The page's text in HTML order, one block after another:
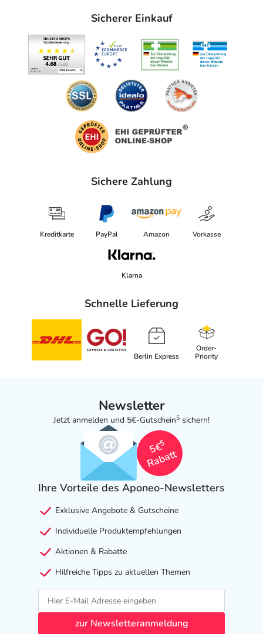
Sicherer Einkauf
Sichere Zahlung
Kreditkarte PayPal Amazon Vorkasse
Klarna
Schnelle Lieferung
Berlin Express
Order-
Priority
Newsletter
Jetzt anmelden und 5€-Gutschein5 sichern!
5€
5
Rabatt
Ihre Vorteile des Aponeo-Newsletters
Exklusive Angebote & Gutscheine
Individuelle Produktempfehlungen
Aktionen & Rabatte
Hilfreiche Tipps zu aktuellen Themen
zur Newsletteranmeldung